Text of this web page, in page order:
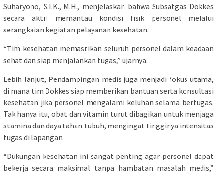
Suharyono, S.I.K., M.H., menjelaskan bahwa Subsatgas Dokkes
secara aktif memantau kondisi fisik personel melalui
serangkaian kegiatan pelayanan kesehatan.
“Tim kesehatan memastikan seluruh personel dalam keadaan
sehat dan siap menjalankan tugas,” ujarnya.
Lebih lanjut, Pendampingan medis juga menjadi fokus utama,
di mana tim Dokkes siap memberikan bantuan serta konsultasi
kesehatan jika personel mengalami keluhan selama bertugas.
Tak hanya itu, obat dan vitamin turut dibagikan untuk menjaga
stamina dan daya tahan tubuh, mengingat tingginya intensitas
tugas di lapangan.
“Dukungan kesehatan ini sangat penting agar personel dapat
bekerja secara maksimal tanpa hambatan masalah medis,”